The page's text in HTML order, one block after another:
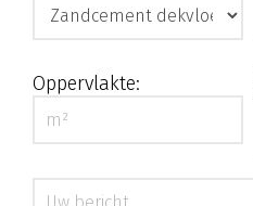
Oppervlakte: